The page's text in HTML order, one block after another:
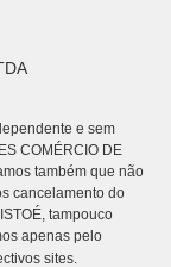
e sem
COMÉRCIO DE
também que não
cancelamento do
tampouco
apenas pelo
sites.